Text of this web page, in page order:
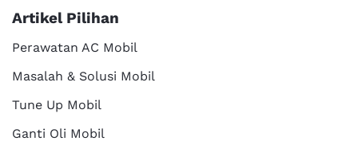
Artikel Pilihan
Perawatan AC Mobil
Masalah & Solusi Mobil
Tune Up Mobil
Ganti Oli Mobil